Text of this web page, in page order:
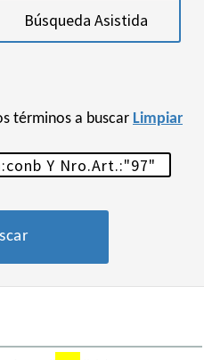
Búsqueda Asistida
términos a buscar Limpiar